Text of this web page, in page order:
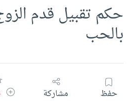
حكم تقبيل قدم
بالحب
حفظ مشاركة